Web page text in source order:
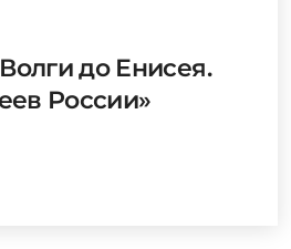
до Енисея.
России»